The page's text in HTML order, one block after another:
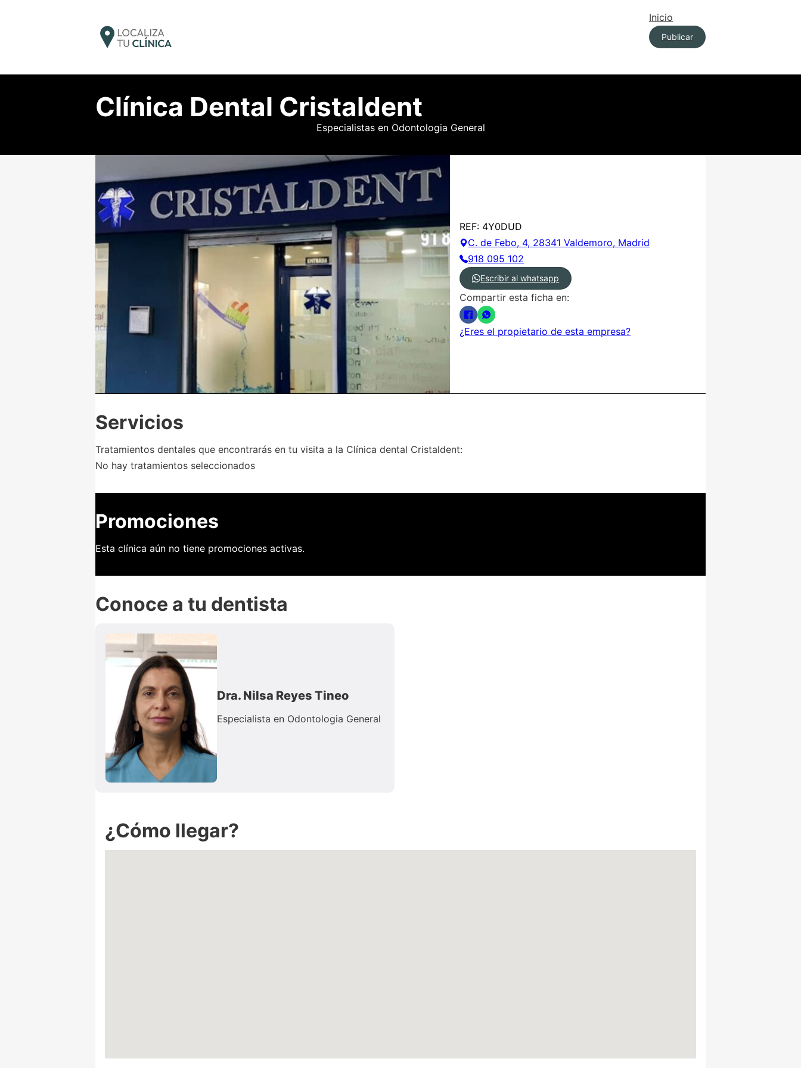
Inicio
Publicar
Clínica Dental Cristaldent
Especialistas en Odontologia General
REF: 4Y0DUD
C. de Febo, 4, 28341 Valdemoro, Madrid
918 095 102
Escribir al whatsapp
Compartir esta ficha en:
¿Eres el propietario de esta empresa?
Servicios
Tratamientos dentales que encontrarás en tu visita a la Clínica dental Cristaldent:
No hay tratamientos seleccionados
Promociones
Esta clínica aún no tiene promociones activas.
Conoce a tu dentista
Dra. Nilsa Reyes Tineo
Especialista en Odontologia General
¿Cómo llegar?